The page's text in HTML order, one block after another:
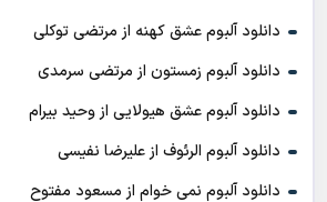
دانلود آلبوم عشق کهنه از مرتضی توکلی
دانلود آلبوم زمستون از مرتضی سرمدی
دانلود آلبوم عشق هیولایی از وحید بیرام
دانلود آلبوم الرئوف از علیرضا نفیسی
دانلود آلبوم نمی خوام از مسعود مفتوح